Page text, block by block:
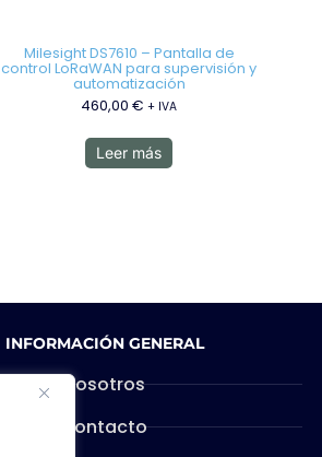
Milesight DS7610 – Pantalla de
control LoRaWAN para supervisión y
automatización
460,00€ + IVA
Leer más
INFORMACIÓN GENERAL
Nosotros
Contacto